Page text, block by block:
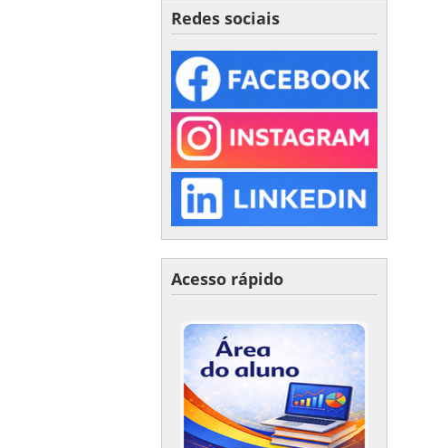
Redes sociais
Acesso rápido